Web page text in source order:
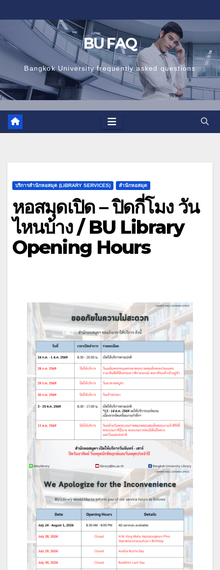
to
content
BU FAQ
Bangkok University frequently asked questions
บริการสำนักหอสมุด (LIBRARY SERVICES) สำนักหอสมุด
หอสมุดเปิด – ปิดกี่โมง วัน
ไหนบ้าง / BU Library
Opening Hours